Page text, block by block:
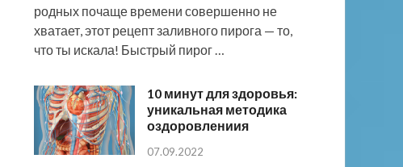
родных почаще времени совершенно не
хватает, этот рецепт заливного пирога — то,
что ты искала! Быстрый пирог …
10 минут для здоровья:
уникальная методика
оздоровлениия
07.09.2022